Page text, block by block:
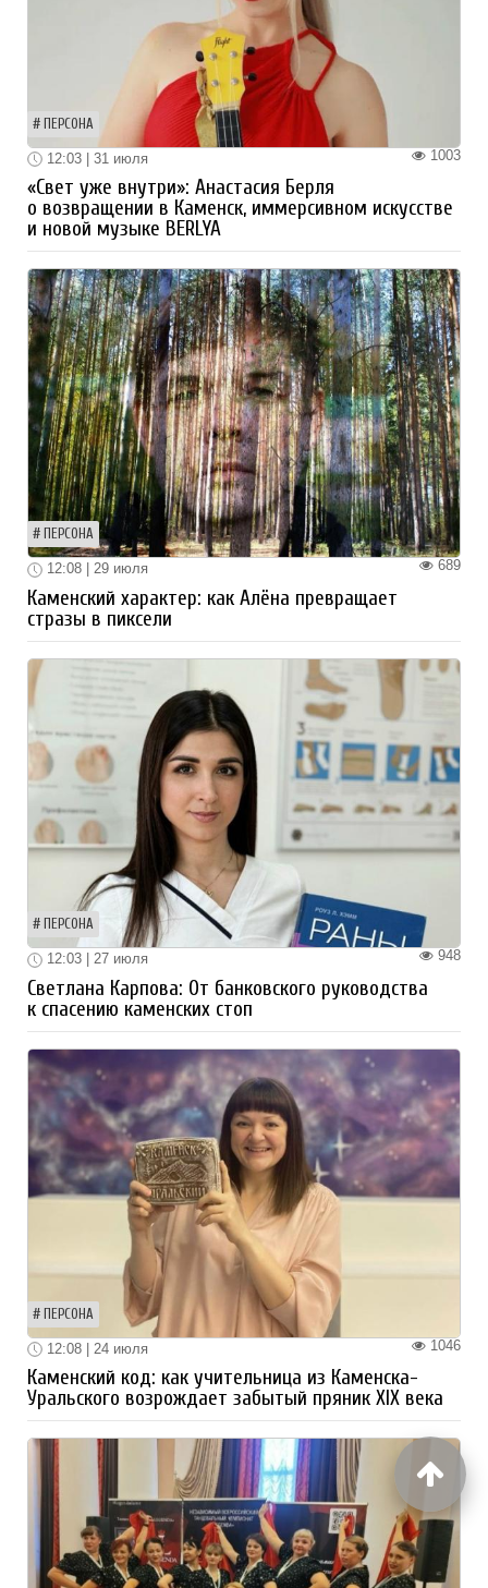
ПЕРСОНА
1003
12:03 | 31 июля
«Свет уже внутри»: Анастасия Берля
о возвращении в Каменск, иммерсивном искусстве
и новой музыке BERLYA
ПЕРСОНА
689
12:08 | 29 июля
Каменский характер: как Алёна превращает
стразы в пиксели
ПЕРСОНА
948
12:03 | 27 июля
Светлана Карпова: От банковского руководства
к спасению каменских стоп
ПЕРСОНА
1046
12:08 | 24 июля
Каменский код: как учительница из Каменска-
Уральского возрождает забытый пряник XIX века